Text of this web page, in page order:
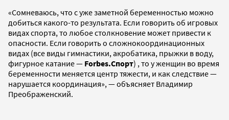
«Сомневаюсь, что с уже заметной беременностью можно
добиться какого-то результата. Если говорить об игровых
видах спорта, то любое столкновение может привести к
опасности. Если говорить о сложнокоординационных
видах (все виды гимнастики, акробатика, прыжки в воду,
фигурное катание — Forbes.Спорт) , то у женщин во время
беременности меняется центр тяжести, и как следствие —
нарушается координация», — объясняет Владимир
Преображенский.